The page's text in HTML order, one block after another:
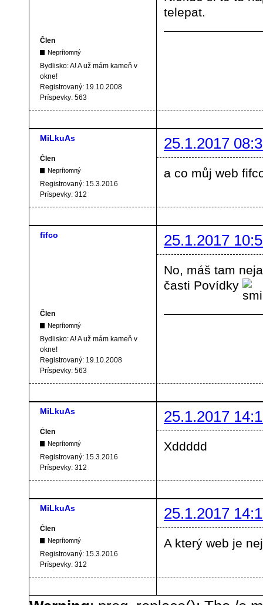
Člen
Neprítomný
Bydlisko:A! A už mám kameň v
okne!
Registrovaný: 19.10.2008
Príspevky: 563
telepat.
MiLkuAs 25.1.2017
Člen
Neprítomný
Registrovaný: 15.3.2016
Príspevky: 312
a co můj web
fifco 25.1.2017
Člen
Neprítomný
Bydlisko:A! A už mám kameň v
okne!
Registrovaný: 19.10.2008
Príspevky: 563
No, máš tam
časti Povídky
MiLkuAs 25.1.2017
Člen
Neprítomný
Registrovaný: 15.3.2016
Príspevky: 312
Xddddd
MiLkuAs 25.1.2017
Člen
Neprítomný
Registrovaný: 15.3.2016
Príspevky: 312
A který web je